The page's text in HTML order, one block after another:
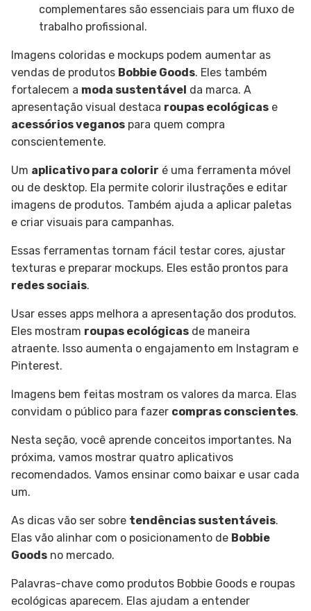
complementares são essenciais para um fluxo de
trabalho profissional.
Imagens coloridas e mockups podem aumentar as
vendas de produtos Bobbie Goods. Eles também
fortalecem a moda sustentável da marca. A
apresentação visual destaca roupas ecológicas e
acessórios veganos para quem compra
conscientemente.
Um aplicativo para colorir é uma ferramenta móvel
ou de desktop. Ela permite colorir ilustrações e editar
imagens de produtos. Também ajuda a aplicar paletas
e criar visuais para campanhas.
Essas ferramentas tornam fácil testar cores, ajustar
texturas e preparar mockups. Eles estão prontos para
redes sociais.
Usar esses apps melhora a apresentação dos produtos.
Eles mostram roupas ecológicas de maneira
atraente. Isso aumenta o engajamento em Instagram e
Pinterest.
Imagens bem feitas mostram os valores da marca. Elas
convidam o público para fazer compras conscientes.
Nesta seção, você aprende conceitos importantes. Na
próxima, vamos mostrar quatro aplicativos
recomendados. Vamos ensinar como baixar e usar cada
um.
As dicas vão ser sobre tendências sustentáveis.
Elas vão alinhar com o posicionamento de Bobbie
Goods no mercado.
Palavras-chave como produtos Bobbie Goods e roupas
ecológicas aparecem. Elas ajudam a entender